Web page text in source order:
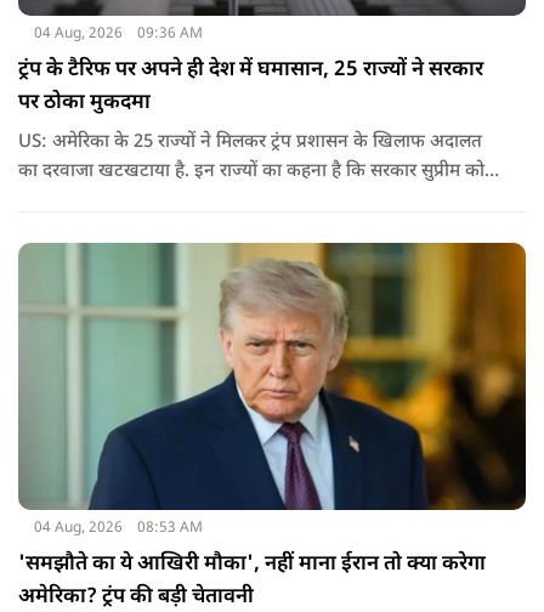
04 Aug, 2026 09:36 AM
ट्रंप के टैरिफ पर अपने ही देश में घमासान, 25 राज्यों ने सरकार
पर ठोका मुकदमा
US: अमेरिका के 25 राज्यों ने मिलकर ट्रंप प्रशासन के खिलाफ अदालत
का दरवाजा खटखटाया है. इन राज्यों का कहना है कि सरकार सुप्रीम कोर्ट
04 Aug, 2026 08:53 AM
'समझौते का ये आखिरी मौका', नहीं माना ईरान तो क्या करेगा
अमेरिका? ट्रंप की बड़ी चेतावनी